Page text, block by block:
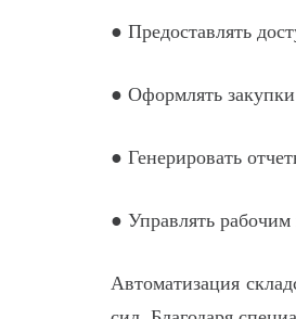
● Предоставлять
● Оформлять
● Генерировать
● Управлять
Автоматизация